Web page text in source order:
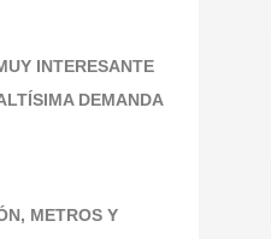
INTERESANTE
DEMANDA
METROS Y